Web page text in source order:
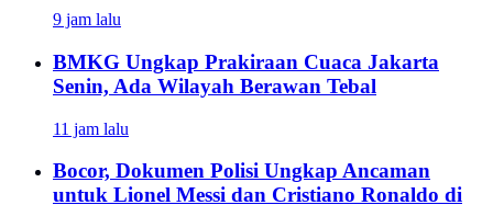
9 jam lalu
BMKG Ungkap Prakiraan Cuaca Jakarta
Senin, Ada Wilayah Berawan Tebal
11 jam lalu
Bocor, Dokumen Polisi Ungkap Ancaman
untuk Lionel Messi dan Cristiano Ronaldo di